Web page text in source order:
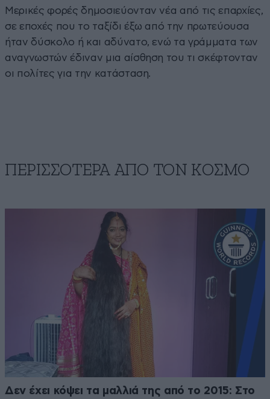
Μερικές φορές δημοσιεύονταν νέα από τις επαρχίες,
σε εποχές που το ταξίδι έξω από την πρωτεύουσα
ήταν δύσκολο ή και αδύνατο, ενώ τα γράμματα των
αναγνωστών έδιναν μια αίσθηση του τι σκέφτονταν
οι πολίτες για την κατάσταση.
ΠΕΡΙΣΣΟΤΕΡΑ ΑΠΟ ΤΟΝ ΚΟΣΜΟ
Δεν έχει κόψει τα μαλλιά της από το 2015: Στο